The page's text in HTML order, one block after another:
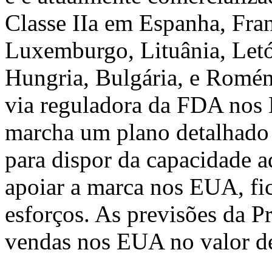
Classe IIa em Espanha,
Luxemburgo, Lituânia,
Hungria, Bulgária, e
via reguladora da FDA
marcha um plano
para dispor da capacidade
apoiar a marca nos EUA,
esforços. As previsões da
vendas nos EUA no valor